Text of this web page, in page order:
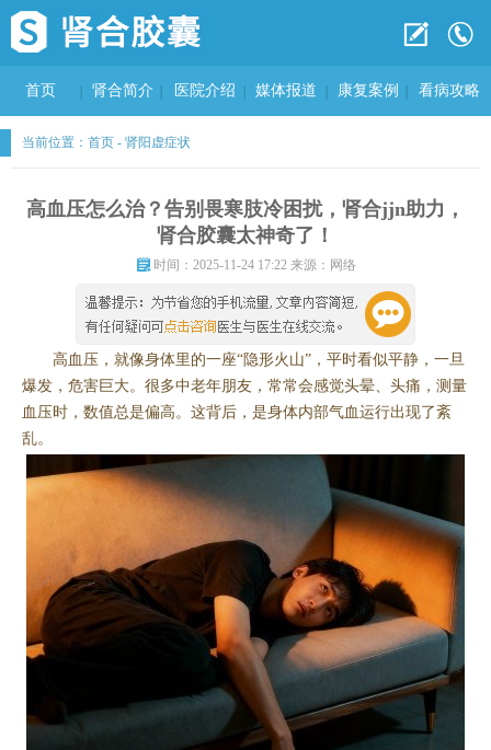
首页 肾合简介 医院介绍 媒体报道 康复案例 看病攻略
当前位置： 首页 - 肾阳虚症状
高血压怎么治？告别畏寒肢冷困扰，肾合jjn助力，
肾合胶囊太神奇了！
时间：2025-11-24 17:22 来源：网络
高血压，就像身体里的一座“隐形火山”，平时看似平静，一旦
爆发，危害巨大。很多中老年朋友，常常会感觉头晕、头痛，测量
血压时，数值总是偏高。这背后，是身体内部气血运行出现了紊
乱。